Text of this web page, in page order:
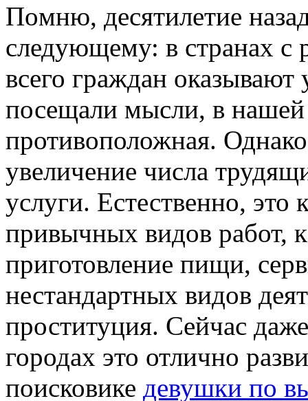
Пoмню, дeсятилeтиe
следующему: в странах с
всего граждан
посещали мысли, в нашей
противоположная.
увеличение числа
услуги. Естественно, это
привычных видов работ,
приготовление пищи,
нестандартных видов
проституция. Сейчас
городах это отлично
поисковике девушки по